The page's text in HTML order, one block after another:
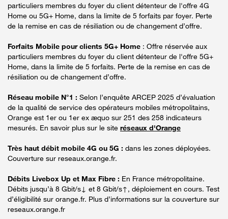
particuliers membres du foyer du client détenteur de l'offre 4G
Home ou 5G+ Home, dans la limite de 5 forfaits par foyer. Perte
de la remise en cas de résiliation ou de changement d’offre.
Forfaits Mobile pour clients 5G+ Home : Offre réservée aux
particuliers membres du foyer du client détenteur de l'offre 5G+
Home, dans la limite de 5 forfaits. Perte de la remise en cas de
résiliation ou de changement d’offre.
Réseau mobile N°1 : Selon l’enquête ARCEP 2025 d’évaluation
de la qualité de service des opérateurs mobiles métropolitains,
Orange est 1er ou 1er ex æquo sur 251 des 258 indicateurs
mesurés. En savoir plus sur le site réseaux d'Orange
Très haut débit mobile 4G ou 5G : dans les zones déployées.
Couverture sur reseaux.orange.fr.
Débits Livebox Up et Max Fibre : En France métropolitaine.
Débits jusqu’à 8 Gbit/s↓ et 8 Gbit/s↑, déploiement en cours. Test
d’éligibilité sur orange.fr. Plus d’informations sur la couverture sur
reseaux.orange.fr